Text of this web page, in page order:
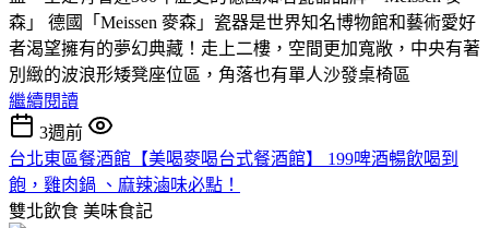
森」 德國「Meissen 麥森」瓷器是世界知名博物館和藝術愛好
者渴望擁有的夢幻典藏！走上二樓，空間更加寬敞，中央有著
別緻的波浪形矮凳座位區，角落也有單人沙發桌椅區
繼續閱讀
3週前
台北東區餐酒館【美喝麥喝台式餐酒館】 199啤酒暢飲喝到
飽，雞肉鍋 、麻辣滷味必點！
雙北飲食 美味食記